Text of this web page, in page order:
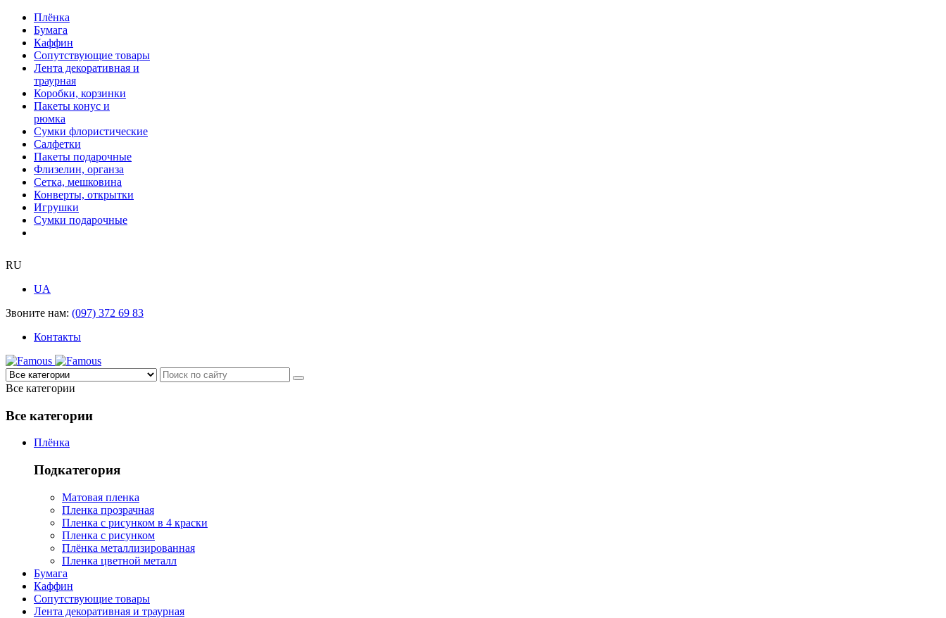
Плёнка
Бумага
Каффин
Сопутствующие товары
Лента декоративная и
траурная
Коробки, корзинки
Пакеты конус и
рюмка
Сумки флористические
Салфетки
Пакеты подарочные
Флизелин, органза
Сетка, мешковина
Конверты, открытки
Игрушки
Сумки подарочные
RU
UA
Звоните нам: (097) 372 69 83
Контакты
Все категории
Все категории
Плёнка
Подкатегория
Матовая пленка
Пленка прозрачная
Пленка с рисунком в 4 краски
Пленка с рисунком
Плёнка металлизированная
Пленка цветной металл
Бумага
Каффин
Сопутствующие товары
Лента декоративная и траурная